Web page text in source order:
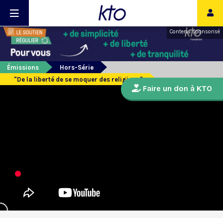
Contenu sponsorisé
Émissions
Hors-Série
"De la liberté de se moquer des religions"
Faire un don à KTO